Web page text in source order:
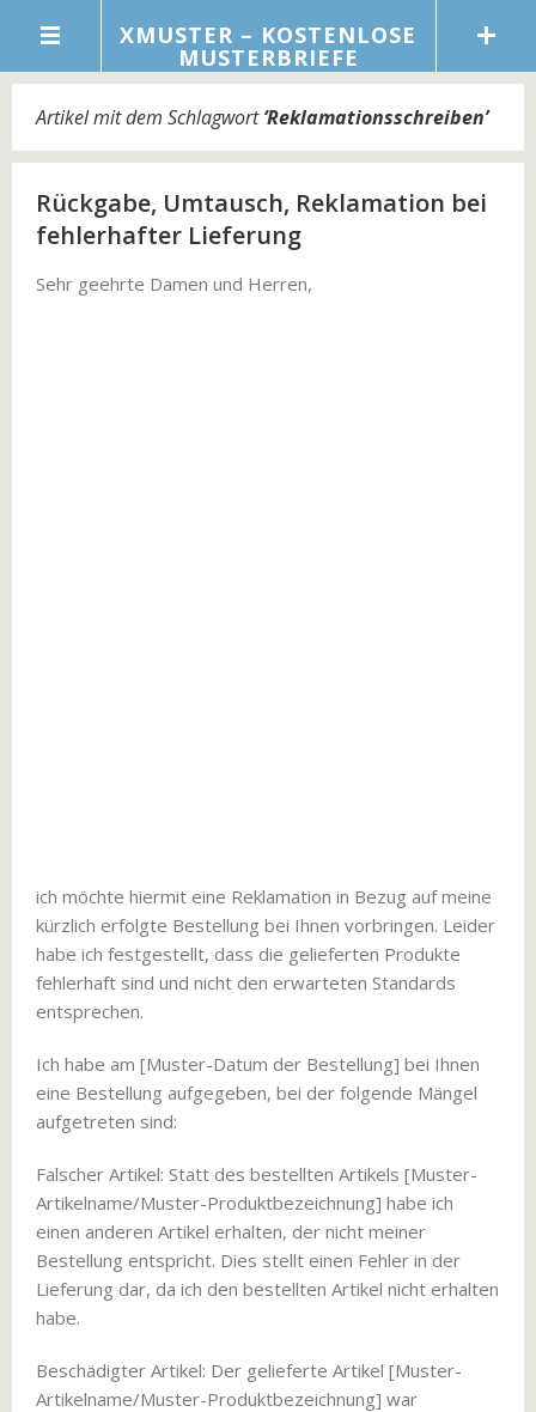
XMUSTER – KOSTENLOSE
MUSTERBRIEFE
Artikel mit dem Schlagwort‘Reklamationsschreiben’
Rückgabe, Umtausch, Reklamation bei
fehlerhafter Lieferung
Sehr geehrte Damen und Herren,
ich möchte hiermit eine Reklamation in Bezug auf meine
kürzlich erfolgte Bestellung bei Ihnen vorbringen. Leider
habe ich festgestellt, dass die gelieferten Produkte
fehlerhaft sind und nicht den erwarteten Standards
entsprechen.
Ich habe am [Muster-Datum der Bestellung] bei Ihnen
eine Bestellung aufgegeben, bei der folgende Mängel
aufgetreten sind:
Falscher Artikel: Statt des bestellten Artikels [Muster-
Artikelname/Muster-Produktbezeichnung] habe ich
einen anderen Artikel erhalten, der nicht meiner
Bestellung entspricht. Dies stellt einen Fehler in der
Lieferung dar, da ich den bestellten Artikel nicht erhalten
habe.
Beschädigter Artikel: Der gelieferte Artikel [Muster-
Artikelname/Muster-Produktbezeichnung] war